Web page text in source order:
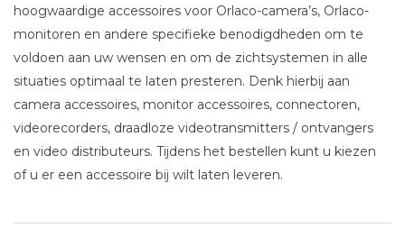
hoogwaardige accessoires voor Orlaco-camera’s, Orlaco-
monitoren en andere specifieke benodigdheden om te
voldoen aan uw wensen en om de zichtsystemen in alle
situaties optimaal te laten presteren. Denk hierbij aan
camera accessoires, monitor accessoires, connectoren,
videorecorders, draadloze videotransmitters / ontvangers
en video distributeurs. Tijdens het bestellen kunt u kiezen
of u er een accessoire bij wilt laten leveren.